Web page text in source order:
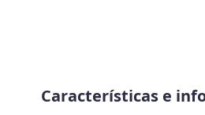
al
comienzo
Características e